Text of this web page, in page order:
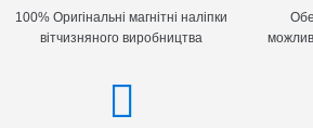
100% Оригінальні магнітні наліпки
вітчизняного виробництва